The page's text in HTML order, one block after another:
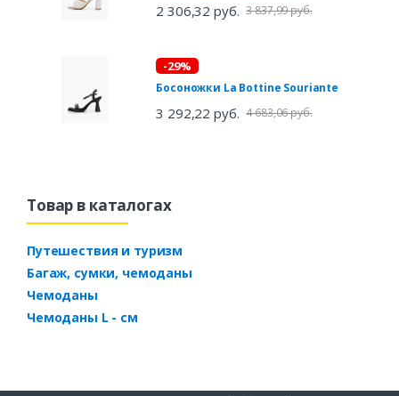
2 306,32 руб. 3 837,99 руб.
-29%
Босоножки La Bottine Souriante
3 292,22 руб. 4 683,06 руб.
Товар в каталогах
Путешествия и туризм
Багаж, сумки, чемоданы
Чемоданы
Чемоданы L - см